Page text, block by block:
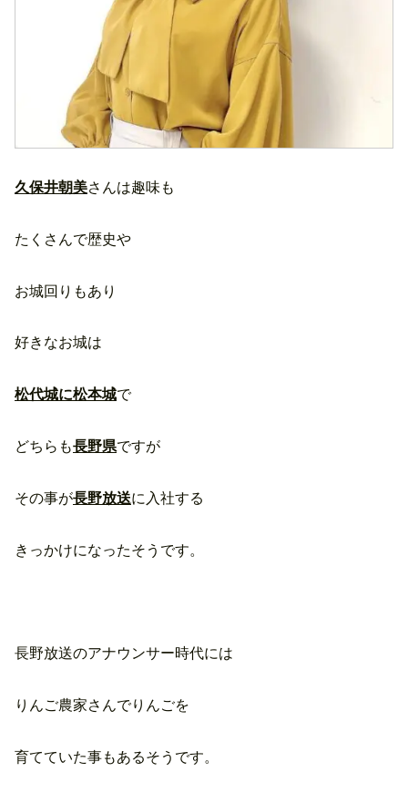
久保井朝美さんは趣味も
たくさんで歴史や
お城回りもあり
好きなお城は
松代城に松本城で
どちらも長野県ですが
その事が長野放送に入社する
きっかけになったそうです。
長野放送のアナウンサー時代には
りんご農家さんでりんごを
育てていた事もあるそうです。